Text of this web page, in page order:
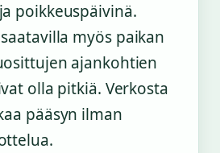
poikkeuspäivinä.
myös paikan
ajankohtien
olla pitkiä. Verkosta
pääsyn ilman